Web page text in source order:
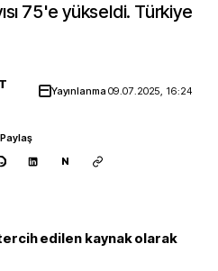
75'e yükseldi. Türkiye
Yayınlanma09.07.2025, 16:24
Paylaş
N
edilen kaynak olarak